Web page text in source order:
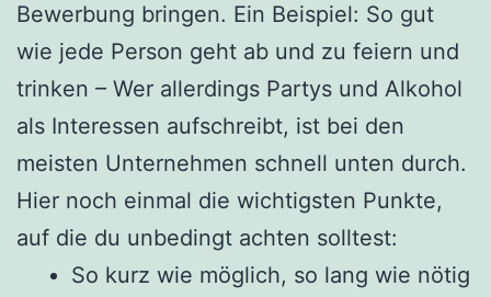
Bewerbung bringen. Ein Beispiel: So gut
wie jede Person geht ab und zu feiern und
trinken – Wer allerdings Partys und Alkohol
als Interessen aufschreibt, ist bei den
meisten Unternehmen schnell unten durch.
Hier noch einmal die wichtigsten Punkte,
auf die du unbedingt achten solltest:
So kurz wie möglich, so lang wie nötig